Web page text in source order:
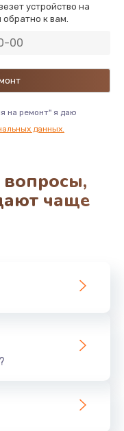
устройство на
к вам.
на ремонт" я даю
данных.
чаще